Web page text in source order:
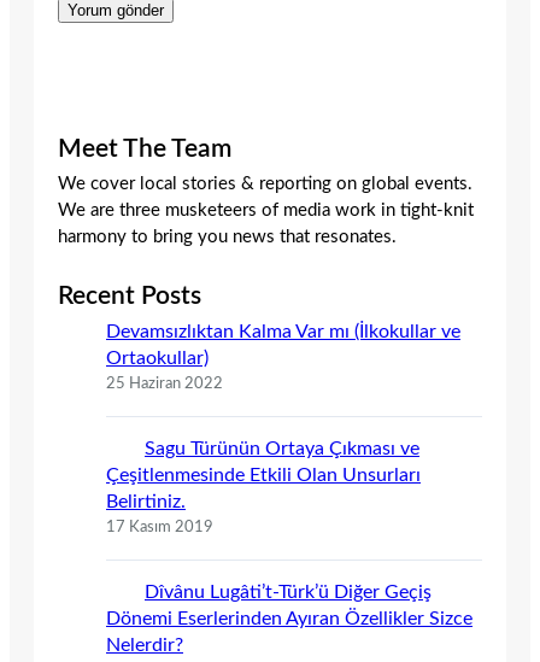
Meet The Team
We cover local stories & reporting on global events.
We are three musketeers of media work in tight-knit
harmony to bring you news that resonates.
Recent Posts
Devamsızlıktan Kalma Var mı (İlkokullar ve
Ortaokullar)
25 Haziran 2022
Sagu Türünün Ortaya Çıkması ve
Çeşitlenmesinde Etkili Olan Unsurları
Belirtiniz.
17 Kasım 2019
Dîvânu Lugâti’t-Türk’ü Diğer Geçiş
Dönemi Eserlerinden Ayıran Özellikler Sizce
Nelerdir?